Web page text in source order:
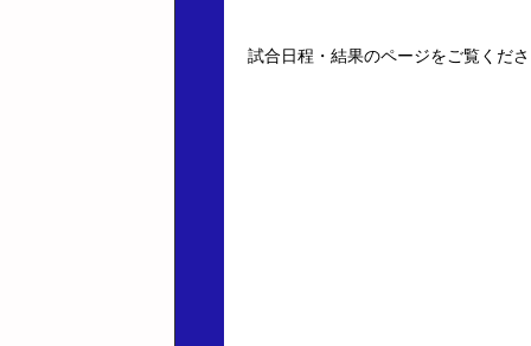
試合日程・結果のページをご覧くだ